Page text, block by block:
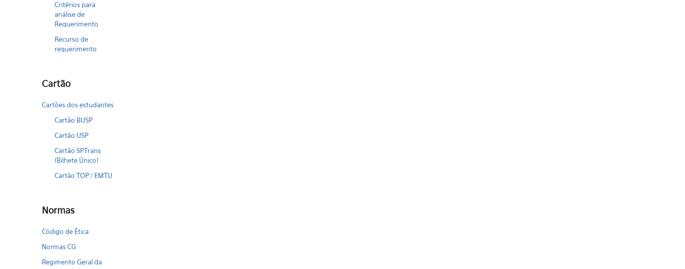
Critérios para
análise de
Requerimento
Recurso de
requerimento
Cartão
Cartões dos estudantes
Cartão BUSP
Cartão USP
Cartão SPTrans
(Bilhete Único)
Cartão TOP / EMTU
Normas
Código de Ética
Normas CG
Regimento Geral da